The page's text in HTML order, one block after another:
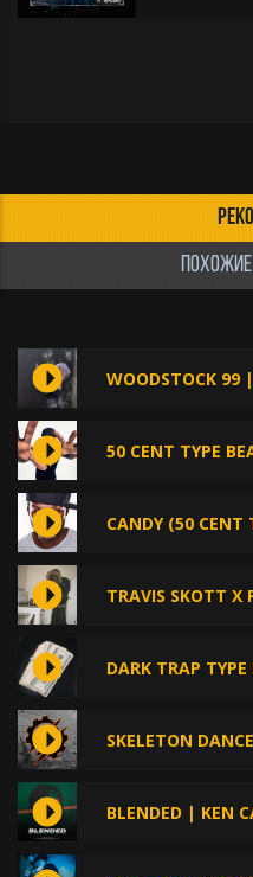
ПОХОЖИЕ
WOODSTOCK 99
50 CENT TYPE
CANDY (50 CENT
TRAVIS SKOTT X
DARK TRAP
SKELETON DANCE
BLENDED | KEN